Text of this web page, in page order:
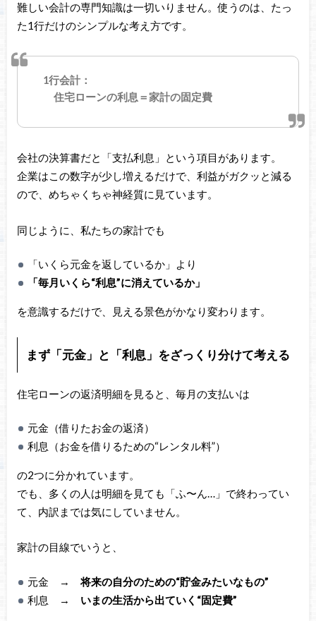
難しい会計の専門知識は一切いりません。使うのは、たっ
た1行だけのシンプルな考え方です。
1行会計：
住宅ローンの利息＝家計の固定費
会社の決算書だと「支払利息」という項目があります。
企業はこの数字が少し増えるだけで、利益がガクッと減る
ので、めちゃくちゃ神経質に見ています。
同じように、私たちの家計でも
「いくら元金を返しているか」より
「毎月いくら“利息”に消えているか」
を意識するだけで、見える景色がかなり変わります。
まず「元金」と「利息」をざっくり分けて考える
住宅ローンの返済明細を見ると、毎月の支払いは
元金（借りたお金の返済）
利息（お金を借りるための“レンタル料”）
の2つに分かれています。
でも、多くの人は明細を見ても「ふ〜ん…」で終わってい
て、内訳までは気にしていません。
家計の目線でいうと、
元金 →将来の自分のための“貯金みたいなもの”
利息 → いまの生活から出ていく“固定費”